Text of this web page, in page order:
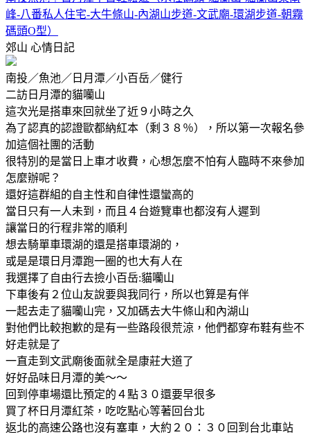
峰-八番私人住宅-大牛條山-內湖山步道-文武廟-環湖步道-朝霧
碼頭O型）
郊山 心情日記
南投／魚池／日月潭／小百岳／健行
二訪日月潭的貓囒山
這次光是搭車來回就坐了近９小時之久
為了認真的認證歐都納紅本（剩３８％），所以第一次報名參
加這個社團的活動
很特別的是當日上車才收費，心想怎麼不怕有人臨時不來參加
怎麼辦呢？
還好這群組的自主性和自律性還蠻高的
當日只有一人未到，而且４台遊覽車也都沒有人遲到
讓當日的行程非常的順利
想去騎單車環湖的還是搭車環湖的，
或是是環日月潭跑一圈的也大有人在
我選擇了自由行去撿小百岳:貓囒山
下車後有２位山友說要與我同行，所以也算是有伴
一起去走了貓囒山完，又加碼去大牛條山和內湖山
對他們比較抱歉的是有一些路段很荒涼，他們都穿布鞋有些不
好走就是了
一直走到文武廟後面就全是康莊大道了
好好品味日月潭的美～～
回到停車場還比預定的４點３０還要早很多
買了杯日月潭紅茶，吃吃點心等著回台北
返北的高速公路也沒有塞車，大約２０：３０回到台北車站